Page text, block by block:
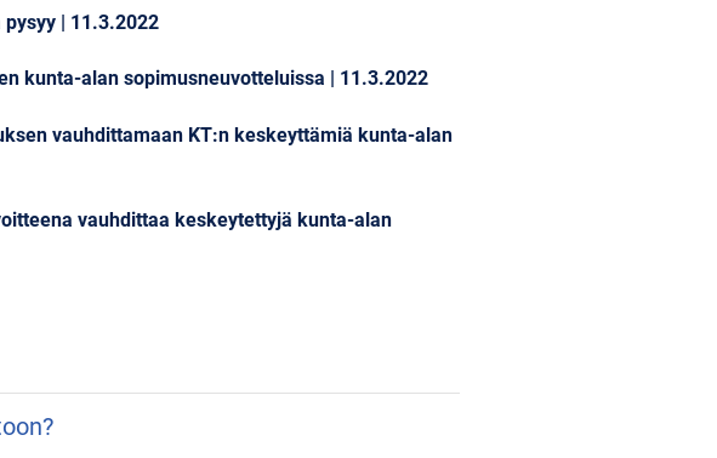
| 11.3.2022
kunta-alan sopimusneuvotteluissa | 11.3.2022
vauhdittamaan KT:n keskeyttämiä kunta-alan
vauhdittaa keskeytettyjä kunta-alan